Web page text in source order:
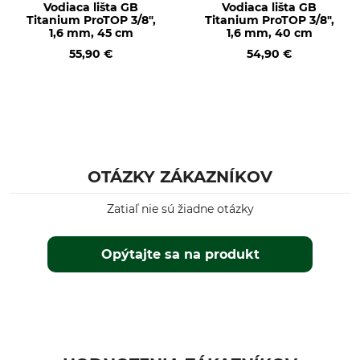
Husqvarna 55
Husqvarna 350
Dolmar PS 500
Dolmar PS 5000
208VXLHK095
Vodiaca lišta GB
Titanium ProTOP 3/8",
1,6 mm, 45 cm
55,90 €
Vodiaca lišta GB
Titanium ProTOP 3/8",
1,6 mm, 40 cm
54,90 €
OTÁZKY ZÁKAZNÍKOV
Opýtajte sa na produkt
Zatiaľ nie sú žiadne otázky